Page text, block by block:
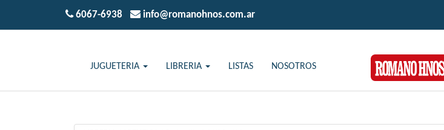
6067-6938 info@romanohnos.com.ar
JUGUETERIA LIBRERIA LISTAS NOSOTROS